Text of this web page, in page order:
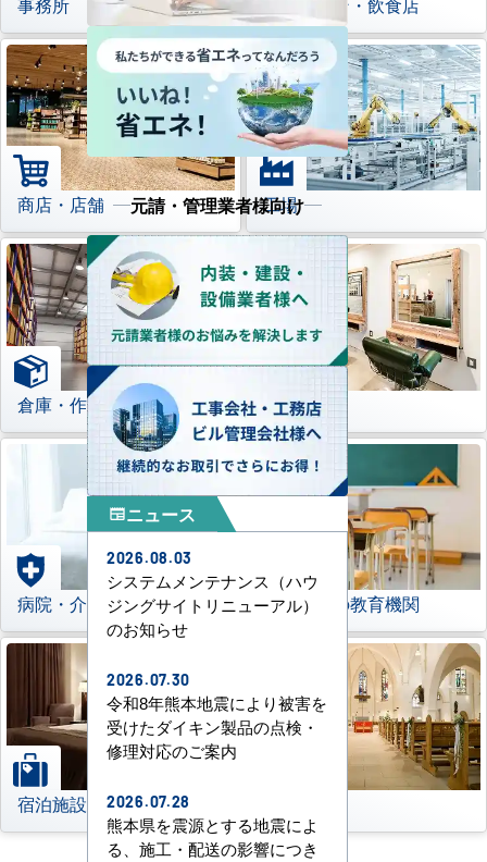
商店・店舗 工場
倉庫・作業場 理美容室
病院・介護施設 学校などの教育機関
宿泊施設
元請・管理業者様向け
newspaperニュース
2026.08.03
システムメンテナンス（ハウ
ジングサイトリニューアル）
のお知らせ
2026.07.30
令和8年熊本地震により被害を
受けたダイキン製品の点検・
修理対応のご案内
2026.07.28
熊本県を震源とする地震によ
る、施工・配送の影響につき